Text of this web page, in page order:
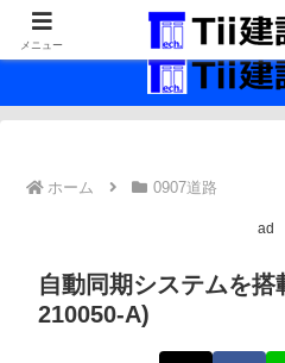
最新の建設技術の
ホーム 0907道路
ad
自動同期システムを
210050-A)
メニュー